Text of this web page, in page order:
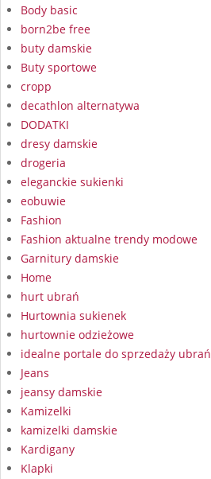
Body basic
born2be free
buty damskie
Buty sportowe
cropp
decathlon alternatywa
DODATKI
dresy damskie
drogeria
eleganckie sukienki
eobuwie
Fashion
Fashion aktualne trendy modowe
Garnitury damskie
Home
hurt ubrań
Hurtownia sukienek
hurtownie odzieżowe
idealne portale do sprzedaży ubrań
Jeans
jeansy damskie
Kamizelki
kamizelki damskie
Kardigany
Klapki